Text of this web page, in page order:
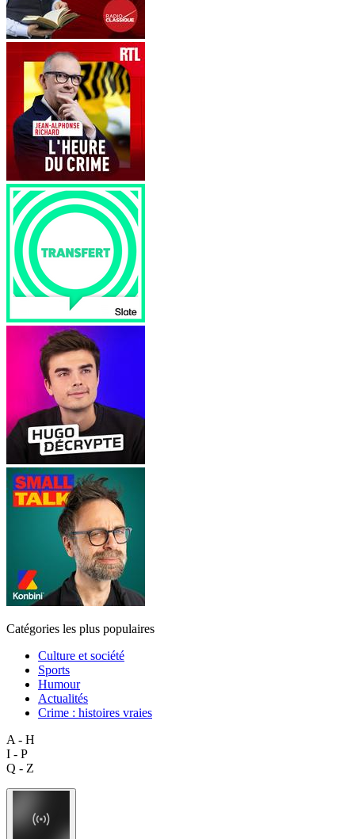
Catégories les plus populaires
Culture et société
Sports
Humour
Actualités
Crime : histoires vraies
A - H
I - P
Q - Z